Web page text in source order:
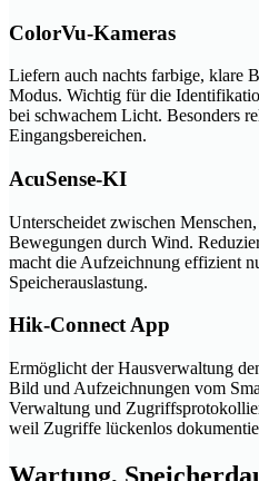
ColorVu-Kameras
Liefern auch nachts farbige, klare
Modus. Wichtig für die
bei schwachem Licht. Besonders
Eingangsbereichen.
AcuSense-KI
Unterscheidet zwischen
Bewegungen durch Wind.
macht die Aufzeichnung effizient
Speicherauslastung.
Hik-Connect App
Ermöglicht der Hausverwaltung
Bild und Aufzeichnungen vom
Verwaltung und
weil Zugriffe lückenlos